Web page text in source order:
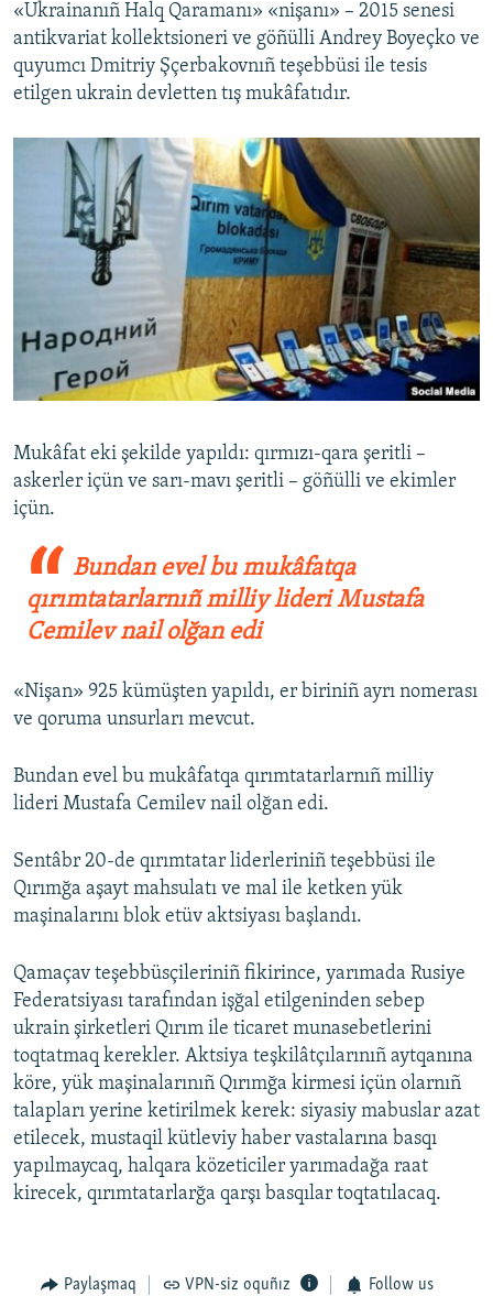
«Ukrainanıñ Halq Qaramanı» «nişanı» – 2015 senesi
antikvariat kollektsioneri ve göñülli Andrey Boyeçko ve
quyumcı Dmitriy Şçerbakovnıñ teşebbüsi ile tesis
etilgen ukrain devletten tış mukâfatıdır.
Mukâfat eki şekilde yapıldı: qırmızı-qara şeritli –
askerler içün ve sarı-mavı şeritli – göñülli ve ekimler
içün.
Bundan evel bu mukâfatqa
qırımtatarlarnıñ milliy lideri Mustafa
Cemilev nail olğan edi
«Nişan» 925 kümüşten yapıldı, er biriniñ ayrı nomerası
ve qoruma unsurları mevcut.
Bundan evel bu mukâfatqa qırımtatarlarnıñ milliy
lideri Mustafa Cemilev nail olğan edi.
Sentâbr 20-de qırımtatar liderleriniñ teşebbüsi ile
Qırımğa aşayt mahsulatı ve mal ile ketken yük
maşinalarını blok etüv aktsiyası başlandı.
Qamaçav teşebbüsçileriniñ fikirince, yarımada Rusiye
Federatsiyası tarafından işğal etilgeninden sebep
ukrain şirketleri Qırım ile ticaret munasebetlerini
toqtatmaq kerekler. Aktsiya teşkilâtçılarınıñ aytqanına
köre, yük maşinalarınıñ Qırımğa kirmesi içün olarnıñ
talapları yerine ketirilmek kerek: siyasiy mabuslar azat
etilecek, mustaqil kütleviy haber vastalarına basqı
yapılmaycaq, halqara közeticiler yarımadağa raat
kirecek, qırımtatarlarğa qarşı basqılar toqtatılacaq.
Paylaşmaq VPN-siz oquñız Follow us